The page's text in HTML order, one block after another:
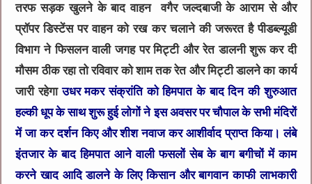
तरफ सड़क खुलने के बाद वाहन वगैर जल्दबाजी के आराम से और
प्रॉपर डिस्टेंस पर वाहन को रख कर चलाने की जरूरत है पीडब्ल्यूडी
विभाग ने फिसलन वाली जगह पर मिट्टी और रेत डालनी शुरू कर दी
मौसम ठीक रहा तो रविवार को शाम तक रेत और मिट्टी डालने का कार्य
जारी रहेगाउधर मकर संक्रांति को हिमपात के बाद दिन की शुरुआत
हल्की धूप के साथ शुरू हुई लोगों ने इस अवसर पर चौपाल के सभी मंदिरों
में जा कर दर्शन किए और शीश नवाज कर आशीर्वाद प्राप्त किया। लंबे
इंतजार के बाद हिमपात आने वाली फसलों सेब के बाग बगीचों में काम
करने खाद आदि डालने के लिए किसान और बागवान काफी लाभकारी